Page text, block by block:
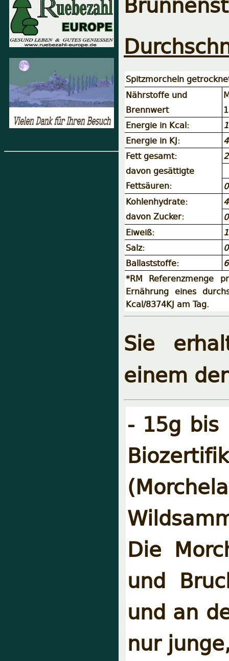
Spitzmorcheln
Nährstoffe und
Brennwert
Energie in Kcal:
Energie in KJ:
Fett gesamt:
davon gesättigte
Fettsäuren:
Kohlenhydrate:
davon Zucker:
Eiweiß:
Salz:
Ballaststoffe:
*RM Referenzmenge
Ernährung eines
Kcal/8374KJ am Tag.
Sie
einem
- 15g bis
Die
und
und an
nur